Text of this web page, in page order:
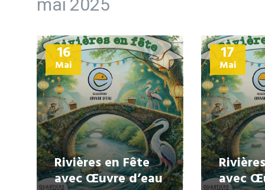
mai 2025
16
Mai
Rivières en Fête
avec Œuvre d’eau
Plus
d'informations
17
Mai
avec
Plus
d'informations